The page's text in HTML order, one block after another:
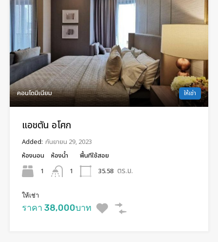
คอนโดมิเนียม ให้เช่า
แอชตัน อโศก
Added: กันยายน 29, 2023
ห้องนอน
1
ห้องน้ำ
1
พื้นทีใช้สอย
35.58 ตร.ม.
ให้เช่า
ราคา 38,000บาท